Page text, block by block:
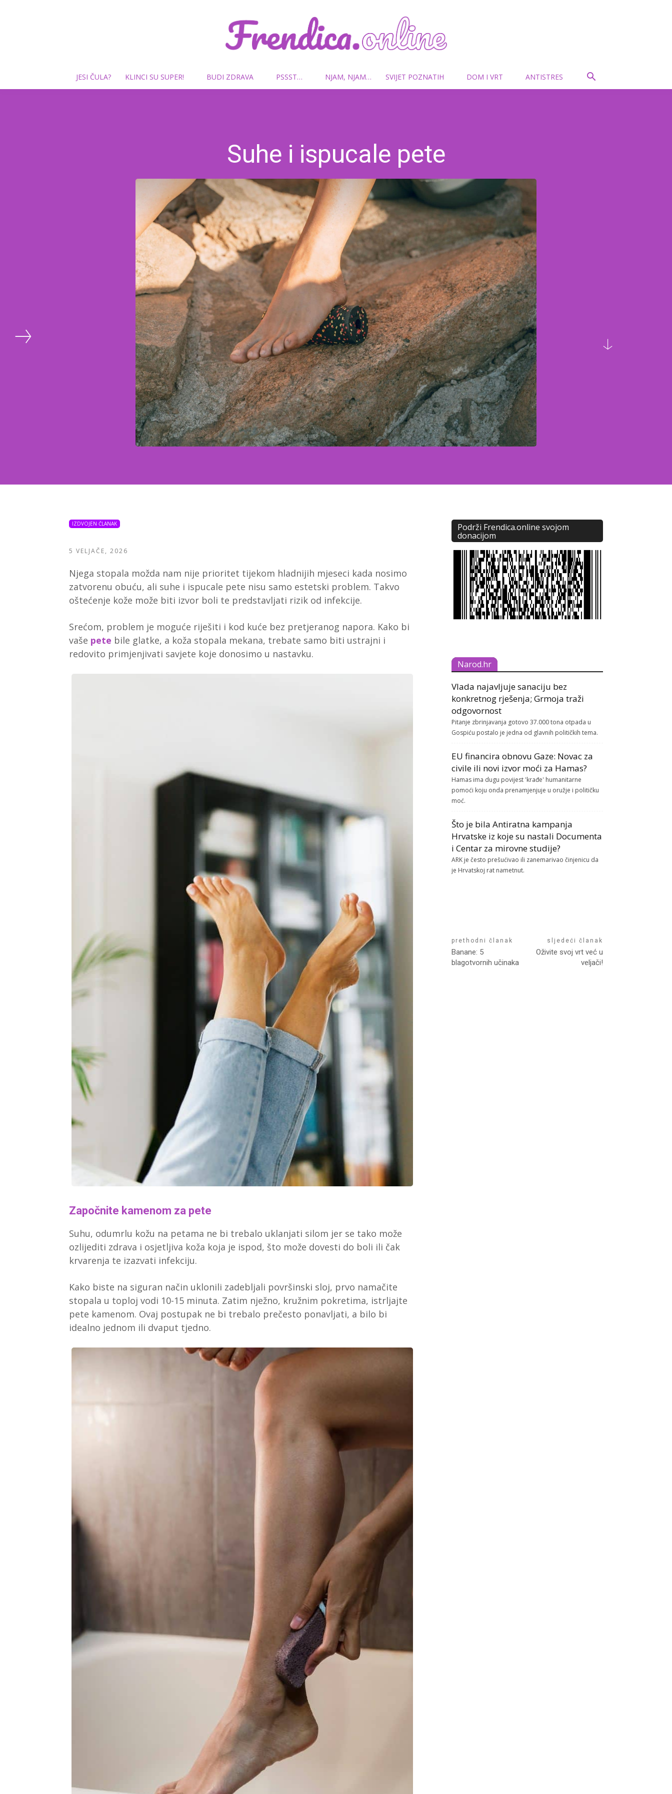
Frendica.online
JESI ČULA? KLINCI SU SUPER! BUDI ZDRAVA PSSST… NJAM, NJAM… SVIJET POZNATIH DOM I VRT ANTISTRES
Suhe i ispucale pete
IZDVOJEN ČLANAK
5 VELJAČE, 2026
Njega stopala možda nam nije prioritet tijekom hladnijih mjeseci kada nosimo
zatvorenu obuću, ali suhe i ispucale pete nisu samo estetski problem. Takvo
oštećenje kože može biti izvor boli te predstavljati rizik od infekcije.
Srećom, problem je moguće riješiti i kod kuće bez pretjeranog napora. Kako bi
vaše pete bile glatke, a koža stopala mekana, trebate samo biti ustrajni i
redovito primjenjivati savjete koje donosimo u nastavku.
Započnite kamenom za pete
Suhu, odumrlu kožu na petama ne bi trebalo uklanjati silom jer se tako može
ozlijediti zdrava i osjetljiva koža koja je ispod, što može dovesti do boli ili čak
krvarenja te izazvati infekciju.
Kako biste na siguran način uklonili zadebljali površinski sloj, prvo namačite
stopala u toploj vodi 10-15 minuta. Zatim nježno, kružnim pokretima, istrljajte
pete kamenom. Ovaj postupak ne bi trebalo prečesto ponavljati, a bilo bi
idealno jednom ili dvaput tjedno.
Podrži Frendica.online svojom
donacijom
Narod.hr
Vlada najavljuje sanaciju bez
konkretnog rješenja; Grmoja traži
odgovornost
Pitanje zbrinjavanja gotovo 37.000 tona otpada u
Gospiću postalo je jedna od glavnih političkih tema.
EU financira obnovu Gaze: Novac za
civile ili novi izvor moći za Hamas?
Hamas ima dugu povijest 'krađe' humanitarne
pomoći koju onda prenamjenjuje u oružje i političku
moć.
Što je bila Antiratna kampanja
Hrvatske iz koje su nastali Documenta
i Centar za mirovne studije?
ARK je često prešućivao ili zanemarivao činjenicu da
je Hrvatskoj rat nametnut.
prethodni članak
Banane: 5
blagotvornih učinaka
sljedeći članak
Oživite svoj vrt već u
veljači!